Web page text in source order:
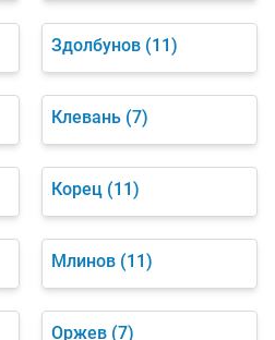
Здолбунов (11)
Клевань (7)
Корец (11)
Млинов (11)
Оржев (7)